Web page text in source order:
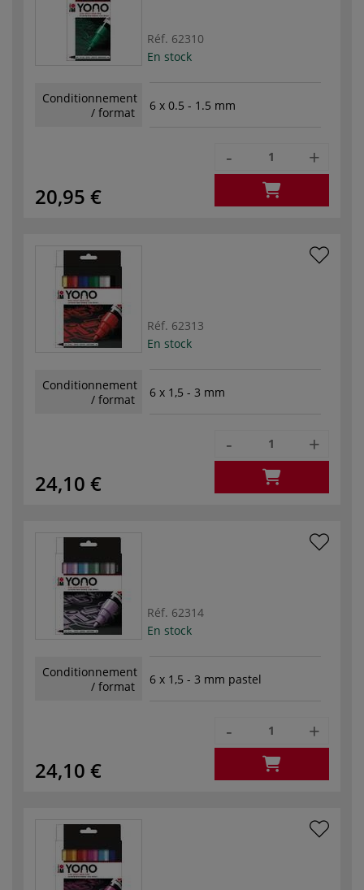
Réf. 62310
En stock
Conditionnement
/ format
6 x 0.5 - 1.5 mm
20,95 €
- +
Réf. 62313
En stock
Conditionnement
/ format
6 x 1,5 - 3 mm
24,10 €
- +
Réf. 62314
En stock
Conditionnement
/ format
6 x 1,5 - 3 mm pastel
24,10 €
- +